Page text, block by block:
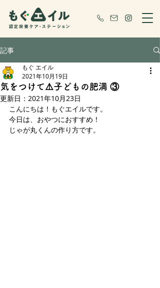
記事
気をつけて⚠️子どもの肥満 ③
もぐ エイル
2021年10月19日
更新日： 2021年10月23日
こんにちは！もぐエイルです。
今日は、おやつにおすすめ！
じゃが丸くんの作り方です。